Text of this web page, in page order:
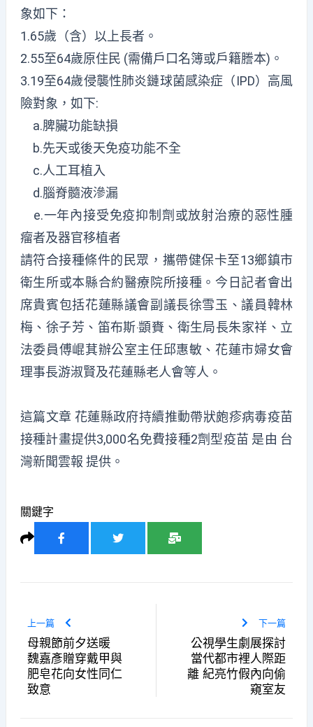
象如下：
1.65歲（含）以上長者。
2.55至64歲原住民 (需備戶口名簿或戶籍謄本)。
3.19至64歲侵襲性肺炎鏈球菌感染症（IPD）高風
險對象，如下:
a.脾臟功能缺損
b.先天或後天免疫功能不全
c.人工耳植入
d.腦脊髓液滲漏
e.一年內接受免疫抑制劑或放射治療的惡性腫
瘤者及器官移植者
請符合接種條件的民眾，攜帶健保卡至13鄉鎮市
衛生所或本縣合約醫療院所接種。今日記者會出
席貴賓包括花蓮縣議會副議長徐雪玉、議員韓林
梅、徐子芳、笛布斯‧顗賚、衛生局長朱家祥、立
法委員傅崐萁辦公室主任邱惠敏、花蓮市婦女會
理事長游淑賢及花蓮縣老人會等人。
這篇文章 花蓮縣政府持續推動帶狀皰疹病毒疫苗
接種計畫提供3,000名免費接種2劑型疫苗 是由 台
灣新聞雲報 提供。
關鍵字
上一篇
母親節前夕送暖
魏嘉彥贈穿戴甲與
肥皂花向女性同仁
致意
下一篇
公視學生劇展探討
當代都市裡人際距
離 紀亮竹假內向偷
窺室友